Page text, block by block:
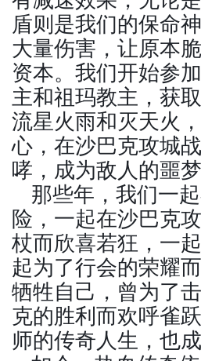
盾则是我们的保命
大量伤害，让原本
资本。我们开始参
主和祖玛教主，获
流星火雨和灭天火
心，在沙巴克攻城
哮，成为敌人的噩
那些年，我们一
险，一起在沙巴克
杖而欣喜若狂，一
起为了行会的荣耀
牺牲自己，曾为了
克的胜利而欢呼雀
师的传奇人生，也